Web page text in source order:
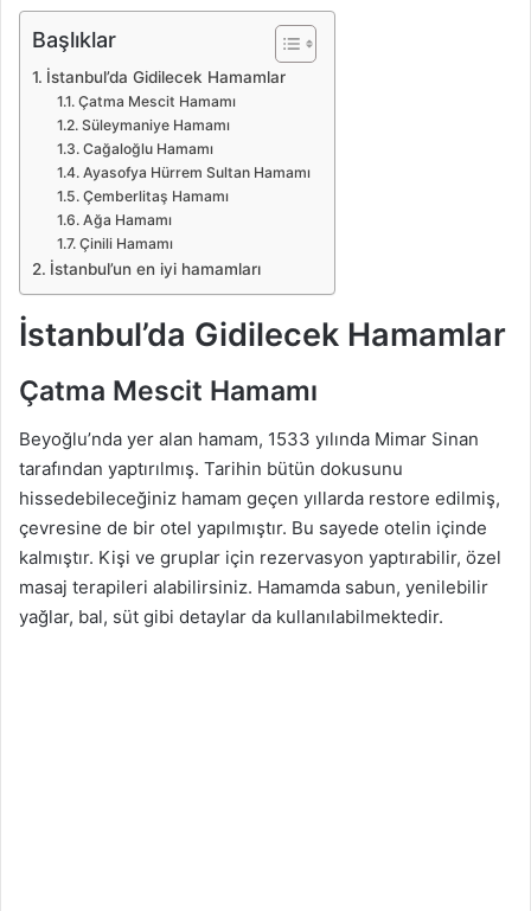
Başlıklar
İstanbul’da Gidilecek Hamamlar
Çatma Mescit Hamamı
Süleymaniye Hamamı
Cağaloğlu Hamamı
Ayasofya Hürrem Sultan Hamamı
Çemberlitaş Hamamı
Ağa Hamamı
Çinili Hamamı
İstanbul’un en iyi hamamları
İstanbul’da Gidilecek Hamamlar
Çatma Mescit Hamamı
Beyoğlu’nda yer alan hamam, 1533 yılında Mimar Sinan
tarafından yaptırılmış. Tarihin bütün dokusunu
hissedebileceğiniz hamam geçen yıllarda restore edilmiş,
çevresine de bir otel yapılmıştır. Bu sayede otelin içinde
kalmıştır. Kişi ve gruplar için rezervasyon yaptırabilir, özel
masaj terapileri alabilirsiniz. Hamamda sabun, yenilebilir
yağlar, bal, süt gibi detaylar da kullanılabilmektedir.